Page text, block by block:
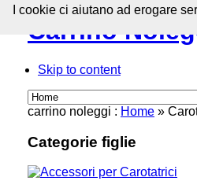
Carrino
Skip to content
carrino noleggi : Home »
Categorie figlie
I cookie ci aiutano ad erogare